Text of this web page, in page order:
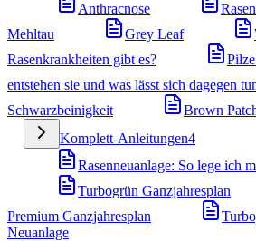
Anthracnose
Mehltau
Grey Leaf
Rasenkrankheiten gibt es?
entstehen sie und was lässt sich dagegen
Schwarzbeinigkeit
Brown
Komplett-Anleitungen4
Rasenneuanlage: So lege ich
Turbogrün Ganzjahresplan
Premium Ganzjahresplan
Neuanlage